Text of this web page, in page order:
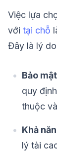
Việc lựa
với tại chỗ
Đây là lý
Bảo
quy
thuộc
Khả
lý tải